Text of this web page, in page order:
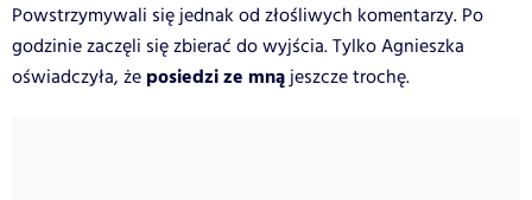
Powstrzymywali się jednak od złośliwych komentarzy. Po
godzinie zaczęli się zbierać do wyjścia. Tylko Agnieszka
oświadczyła, że posiedzi ze mnąjeszcze trochę.